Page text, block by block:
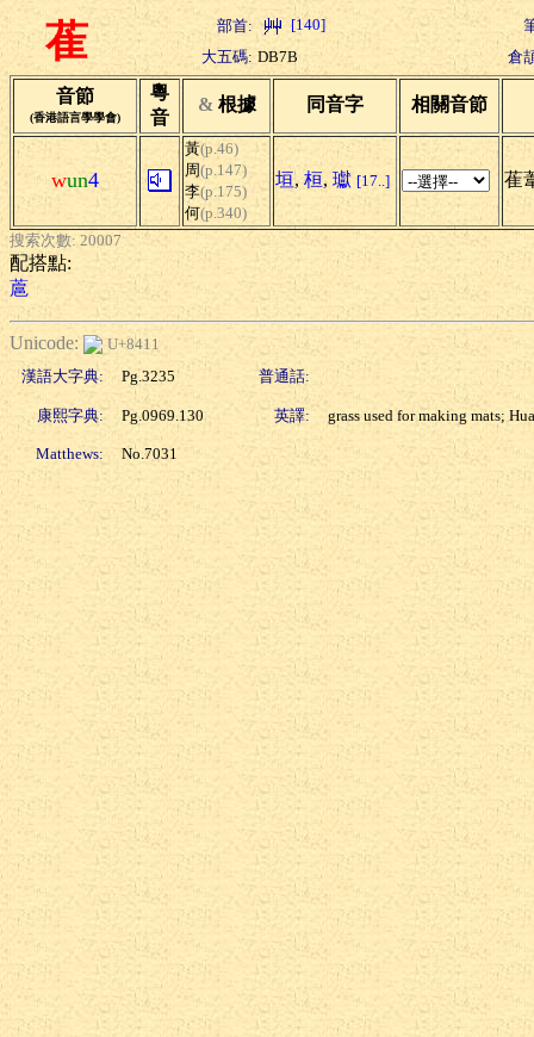
萑 部首: [140]
大五碼: DB7B 倉
音節
(香港語言學學會)
粵
音
& 根據 同音字 相關音節
wun4
黃(p.46)
周(p.147)
李(p.175)
何(p.340)
垣, 桓, 瓛 [17..] 萑
搜索次數: 20007
配搭點:
蔰
Unicode:
U+8411
漢語大字典:
Pg.3235 普通話:
康熙字典: Pg.0969.130 英譯: grass used for making mats;
Matthews: No.7031